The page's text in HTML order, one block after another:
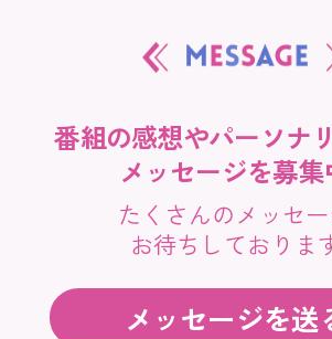
番組の感想やパーソナ
メッセージを募集
たくさんのメッセー
お待ちしておりま
メッセージを送